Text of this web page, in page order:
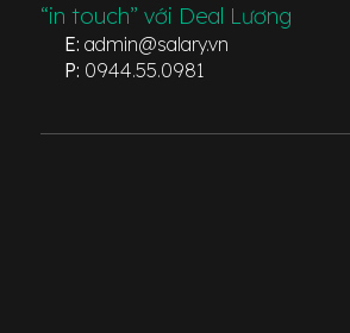
“in touch” với Deal Lương
E: admin@salary.vn
P: 0944.55.0981